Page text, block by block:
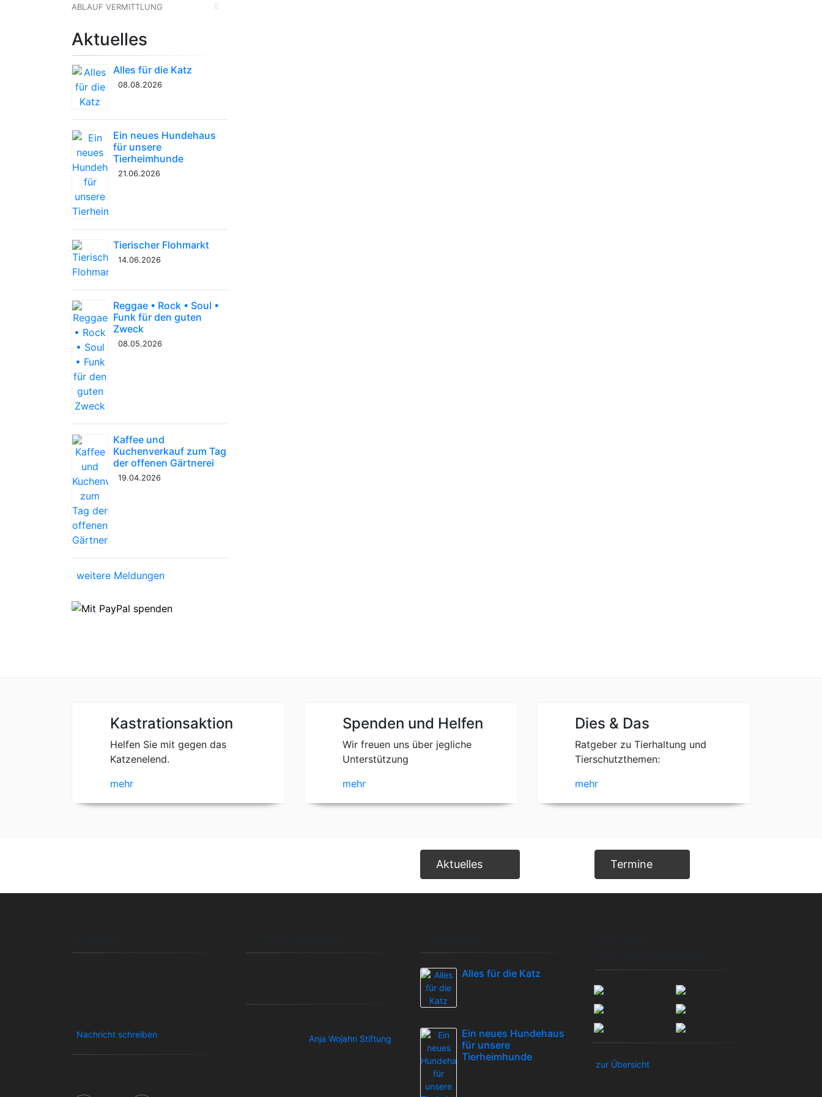
ABLAUF VERMITTLUNG
Aktuelles
Alles für die Katz
08.08.2026
Ein neues Hundehaus
für unsere
Tierheimhunde
21.06.2026
Tierischer Flohmarkt
14.06.2026
Reggae • Rock • Soul •
Funk für den guten
Zweck
08.05.2026
Kaffee und
Kuchenverkauf zum Tag
der offenen Gärtnerei
19.04.2026
weitere Meldungen
Kastrationsaktion
Helfen Sie mit gegen das
Katzenelend.
mehr
Spenden und Helfen
Wir freuen uns über jegliche
Unterstützung
mehr
Dies & Das
Ratgeber zu Tierhaltung und
Tierschutzthemen:
mehr
Aktuelles Termine
Nachricht schreiben
Anja Wojahn Stiftung
Alles für die Katz
Ein neues Hundehaus
für unsere
Tierheimhunde
zur Übersicht